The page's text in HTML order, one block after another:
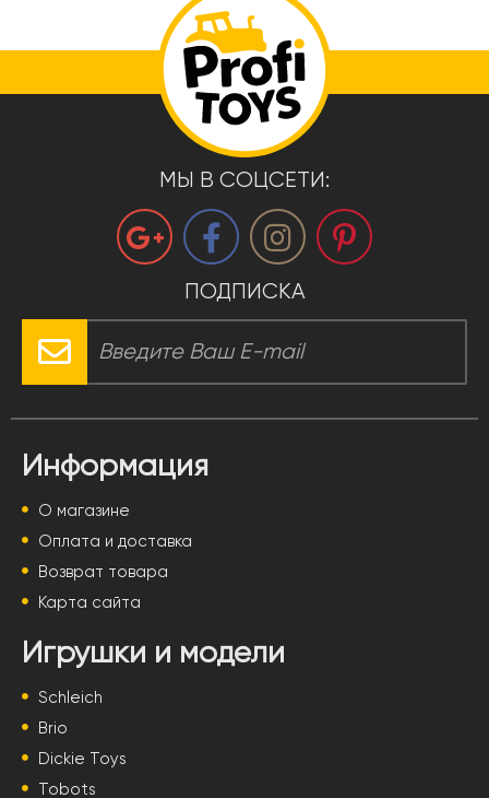
МЫ В СОЦСЕТИ:
ПОДПИСКА
Информация
О магазине
Оплата и доставка
Возврат товара
Карта сайта
Игрушки и модели
Schleich
Brio
Dickie Toys
Tobots